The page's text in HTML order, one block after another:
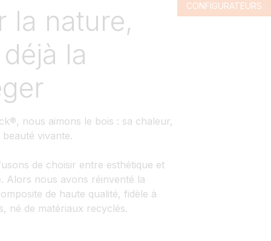
la nature,
la
nous aimons le bois : sa chaleur,
vivante.
de choisir entre esthétique et
Alors nous avons réinventé la
de haute qualité, fidèle à
né de matériaux recyclés.
CONFIGURATEURS